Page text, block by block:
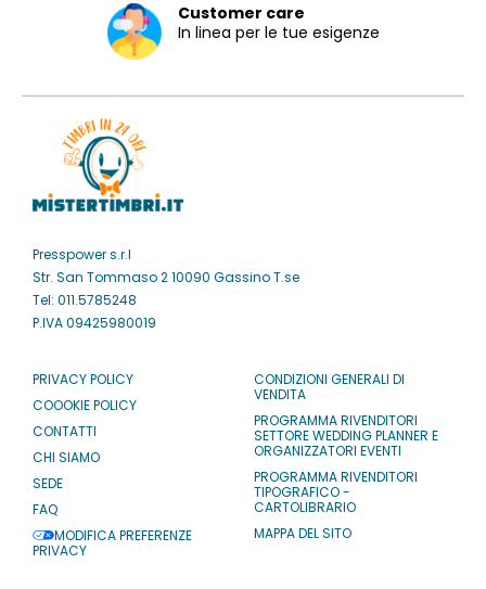
Customer care
In linea per le tue esigenze
Presspower s.r.l
Str. San Tommaso 2 10090 Gassino T.se
Tel: 011.5785248
P.IVA 09425980019
PRIVACY POLICY
COOOKIE POLICY
CONTATTI
CHI SIAMO
SEDE
FAQ
MODIFICA PREFERENZE
PRIVACY
CONDIZIONI GENERALI DI
VENDITA
PROGRAMMA RIVENDITORI
SETTORE WEDDING PLANNER E
ORGANIZZATORI EVENTI
PROGRAMMA RIVENDITORI
TIPOGRAFICO -
CARTOLIBRARIO
MAPPA DEL SITO